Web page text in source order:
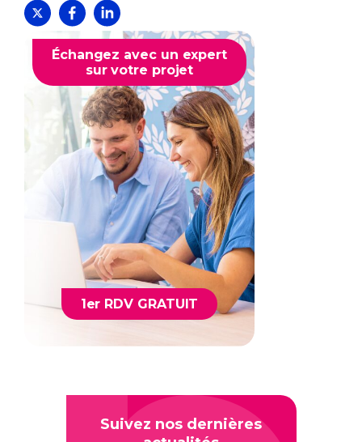
Échangez avec un expert
sur votre projet
1er RDV GRATUIT
Suivez nos dernières